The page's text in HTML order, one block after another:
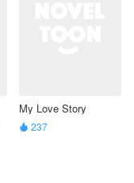
My Love Story
 237